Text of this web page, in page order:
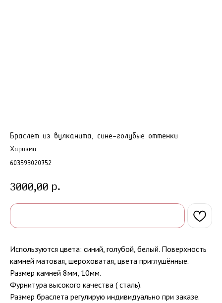
Браслет из вулканита, сине-голубые оттенки
Харизма
603593020752
3000,00 р.
Используются цвета: синий, голубой, белый. Поверхность
камней матовая, шероховатая, цвета приглушённые.
Размер камней 8мм, 10мм.
Фурнитура высокого качества ( сталь).
Размер браслета регулирую индивидуально при заказе.